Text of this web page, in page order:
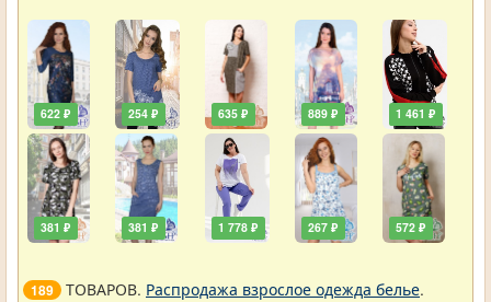
622 ₽
381 ₽
254 ₽
381 ₽
635 ₽
1 778 ₽
889 ₽
267 ₽
1 461 ₽
572 ₽
189 ТОВАРОВ. Распродажа взрослое одежда белье.